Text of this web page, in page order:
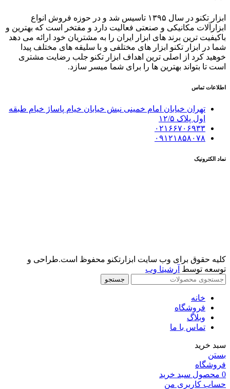
ابزار تکنو در سال ۱۳۹۵ تاسیس شد و در حوزه فروش انواع
ابزارآلات مکانیکی و صنعتی فعالیت دارد و مفتخر است که بهترین و
باکیفیت ترین برند های ابزار ایران را به مشتریان خود ارائه می دهد
شما در ابزار تکنو ابزار های مختلفی و با سلیقه های مختلف پیدا
خوهید کرد از اصلی ترین اهداف ابزار تکنو جلب رضایت مشتری
است تا بتواند بهترین ها را برای شما میسر سازد.
اطلاعات تماس
تهران خیابان امام خمینی نبش خیابان خیام پاساژ خیام طبقه
اول پلاک ١٢/۵
۰۲۱۶۶۷۰۶۹۳۳
۰۹۱۲۱۸۵۸۰۷۸
نماد الکترونیک
کلیه حقوق برای وب سایت ابزارتکنو محفوظ است.طراحی و
توسعه توسط آرشیتا وب
جستجو
خانه
فروشگاه
وبلاگ
تماس با ما
سبد خرید
بستن
فروشگاه
0 محصول سبد خرید
حساب کاربری من